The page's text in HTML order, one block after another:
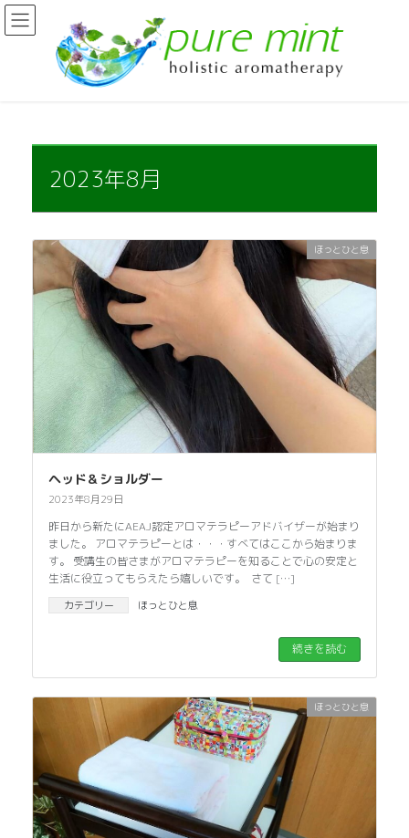
コ
ン
ナ
ビ
2023年8月
ほっとひと息
ヘッド＆ショルダー
2023年8月29日
昨日から新たにAEAJ認定アロマテラピーアドバイザーが始まり
ました。 アロマテラピーとは・・・すべてはここから始まりま
す。 受講生の皆さまがアロマテラピーを知ることで心の安定と
生活に役立ってもらえたら嬉しいです。 さて […]
カテゴリー ほっとひと息
続きを読む
ほっとひと息